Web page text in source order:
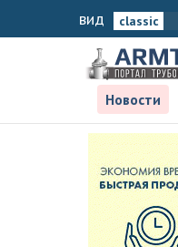
вид
Новости